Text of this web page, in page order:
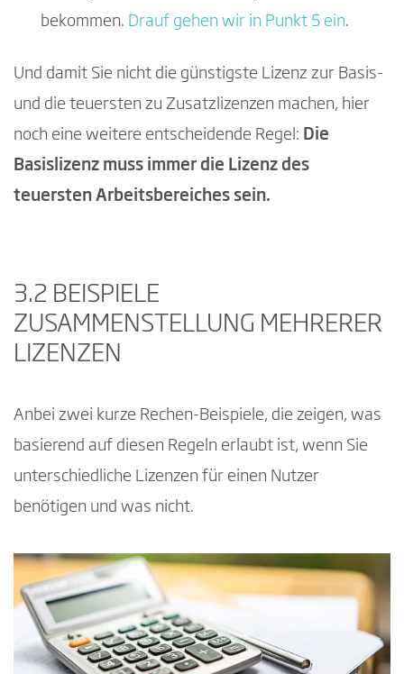
bekommen. Drauf gehen wir in Punkt 5 ein.
Und damit Sie nicht die günstigste Lizenz zur Basis-
und die teuersten zu Zusatzlizenzen machen, hier
noch eine weitere entscheidende Regel: Die
Basislizenz muss immer die Lizenz des
teuersten Arbeitsbereiches sein.
3.2 BEISPIELE
ZUSAMMENSTELLUNG MEHRERER
LIZENZEN
Anbei zwei kurze Rechen-Beispiele, die zeigen, was
basierend auf diesen Regeln erlaubt ist, wenn Sie
unterschiedliche Lizenzen für einen Nutzer
benötigen und was nicht.